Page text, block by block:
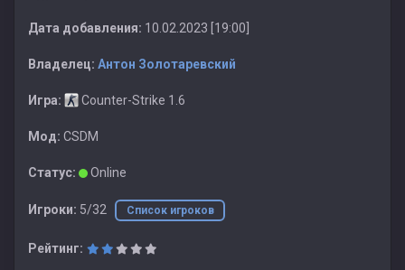
Дата добавления: 10.02.2023 [19:00]
Владелец: Антон Золотаревский
Игра: Counter-Strike 1.6
Мод: CSDM
Статус: Online
Игроки: 5/32 Список игроков
Рейтинг: